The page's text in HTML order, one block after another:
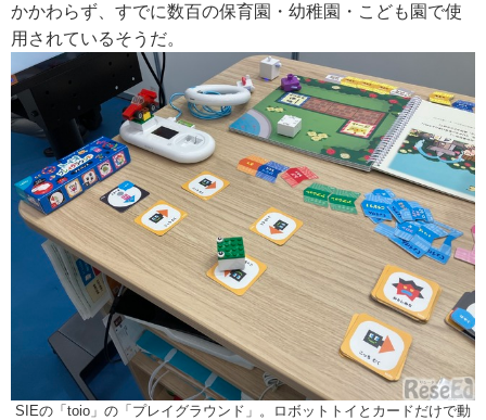
かかわらず、すでに数百の保育園・幼稚園・こども園で使
用されているそうだ。
SIEの「toio」の「プレイグラウンド」。ロボットトイとカードだけで動